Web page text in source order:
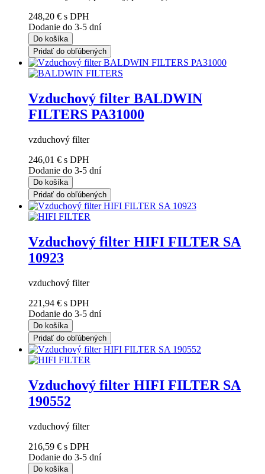
248,20 € s DPH
Dodanie do 3-5 dní
Do košíka
Pridať do obľúbených
Vzduchový filter BALDWIN
FILTERS PA31000
vzduchový filter
246,01 € s DPH
Dodanie do 3-5 dní
Do košíka
Pridať do obľúbených
Vzduchový filter HIFI FILTER SA
10923
vzduchový filter
221,94 € s DPH
Dodanie do 3-5 dní
Do košíka
Pridať do obľúbených
Vzduchový filter HIFI FILTER SA
190552
vzduchový filter
216,59 € s DPH
Dodanie do 3-5 dní
Do košíka